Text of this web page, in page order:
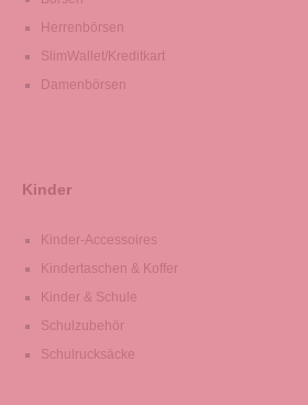
Herrenbörsen
SlimWallet/Kreditkart
Damenbörsen
Kinder
Kinder-Accessoires
Kindertaschen & Koffer
Kinder & Schule
Schulzubehör
Schulrucksäcke